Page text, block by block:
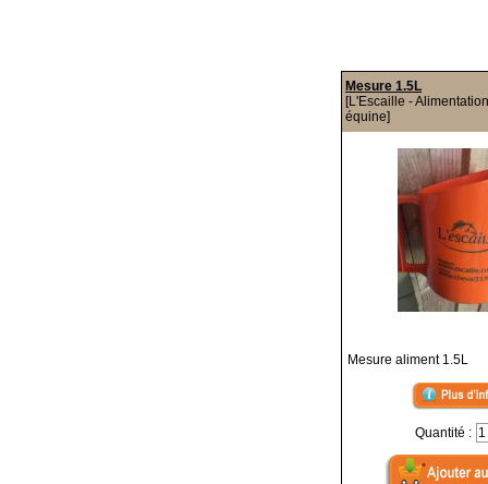
Mesure 1.5L
[L'Escaille - Alimentation
équine]
Mesure aliment 1.5L
Quantité :